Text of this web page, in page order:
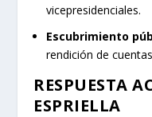
vicepresidenciales.
Escubrimiento
rendición de
RESPUESTA
ESPRIELLA